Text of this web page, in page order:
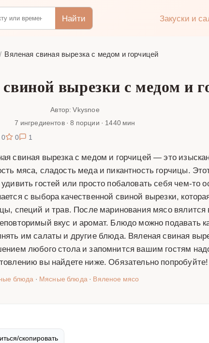
Найти Закуски и
Вяленая свиная вырезка с медом и горчицей
вырезки с медом и
Автор: Vkysnoe
7 ингредиентов · 8 порции · 1440 мин
0 0 1
свиная вырезка с медом и горчицей — это
мяса, сладость меда и пикантность горчицы.
удивить гостей или просто побаловать себя чем-то
с выбора качественной свиной вырезки,
специй и трав. После маринования мясо
вкус и аромат. Блюдо можно подавать
им салаты и другие блюда. Вяленая свиная
любого стола и запомнится вашим гостям
вы найдете ниже. Обязательно попробуйте!
блюда · Мясные блюда· Вяленое мясо
скопировать